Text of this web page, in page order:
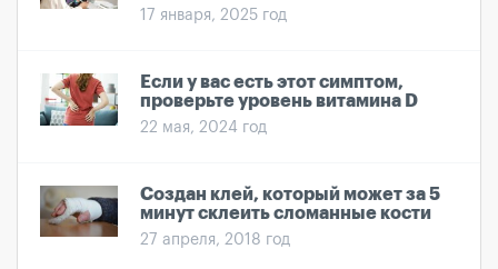
17 января, 2025 год
Если у вас есть этот симптом,
проверьте уровень витамина D
22 мая, 2024 год
Создан клей, который может за 5
минут склеить сломанные кости
27 апреля, 2018 год